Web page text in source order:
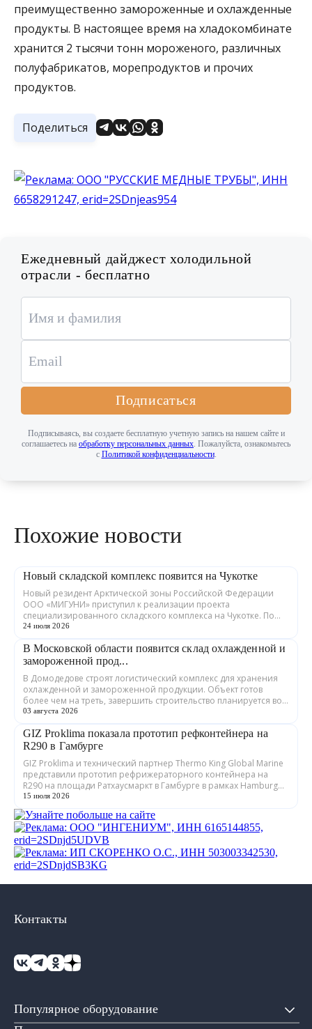
преимущественно замороженные и охлажденные
продукты. В настоящее время на хладокомбинате
хранится 2 тысячи тонн мороженого, различных
полуфабрикатов, морепродуктов и прочих
продуктов.
Поделиться
Ежедневный дайджест холодильной
отрасли - бесплатно
Подписаться
Подписываясь, вы создаете бесплатную учетную запись на нашем сайте и
соглашаетесь на обработку персональных данных . Пожалуйста, ознакомьтесь
с Политикой конфиденциальности.
Похожие новости
Новый складской комплекс появится на Чукотке
Новый резидент Арктической зоны Российской Федерации
ООО «МИГУНИ» приступил к реализации проекта
специализированного складского комплекса на Чукотке. По
соглашению с Корпорацией развития Дальне...
24 июля 2026
В Московской области появится склад охлажденной и
замороженной прод...
В Домодедове строят логистический комплекс для хранения
охлажденной и замороженной продукции. Объект готов
более чем на треть, завершить строительство планируется во
втором квартале 2027 года. ...
03 августа 2026
GIZ Proklima показала прототип рефконтейнера на
R290 в Гамбурге
GIZ Proklima и технический партнер Thermo King Global Marine
представили прототип рефрижераторного контейнера на
R290 на площади Ратхаусмаркт в Гамбурге в рамках Hamburg
Sustainability Week. Систем...
15 июля 2026
Популярное оборудование
Контакты